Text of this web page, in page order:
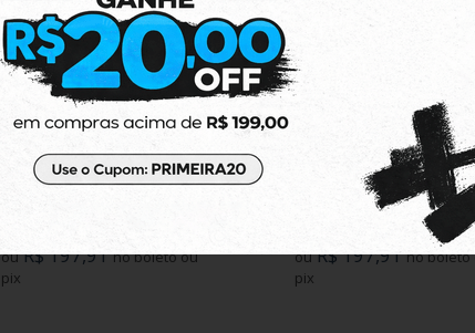
Camiseta Midas Manga Curta Regular
Sugar Off White
ou R$ 197,91 no boleto ou
pix
Camisa Midas Manga Curta
Oversized Print Preta
R$ 219,90
ou R$ 197,91 no boleto ou
pix